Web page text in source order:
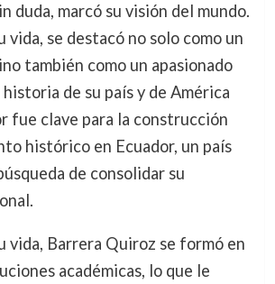
duda, marcó su visión del mundo.
vida, se destacó no solo como un
también como un apasionado
de su país y de América
fue clave para la construcción
histórico en Ecuador, un país
de consolidar su
vida, Barrera Quiroz se formó en
académicas, lo que le